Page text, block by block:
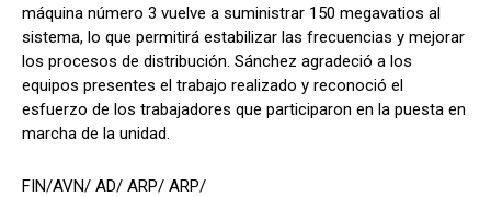
máquina número 3 vuelve a suministrar 150 megavatios al
sistema, lo que permitirá estabilizar las frecuencias y mejorar
los procesos de distribución. Sánchez agradeció a los
equipos presentes el trabajo realizado y reconoció el
esfuerzo de los trabajadores que participaron en la puesta en
marcha de la unidad.
FIN/AVN/ AD/ ARP/ ARP/